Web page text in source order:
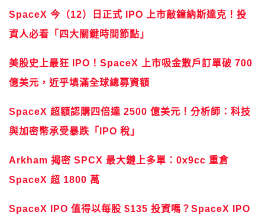
SpaceX 今（12）日正式 IPO 上市敲鐘納斯達克！投
資人必看「四大關鍵時間節點」
美股史上最狂 IPO！SpaceX 上市吸金散戶訂單破 700
億美元，近乎填滿全球總募資額
SpaceX 超額認購四倍達 2500 億美元！分析師：科技
與加密幣承受暴跌「IPO 稅」
Arkham 揭密 SPCX 最大鏈上多單：0x9cc 重倉
SpaceX 超 1800 萬
SpaceX IPO 值得以每股 $135 投資嗎？SpaceX IPO